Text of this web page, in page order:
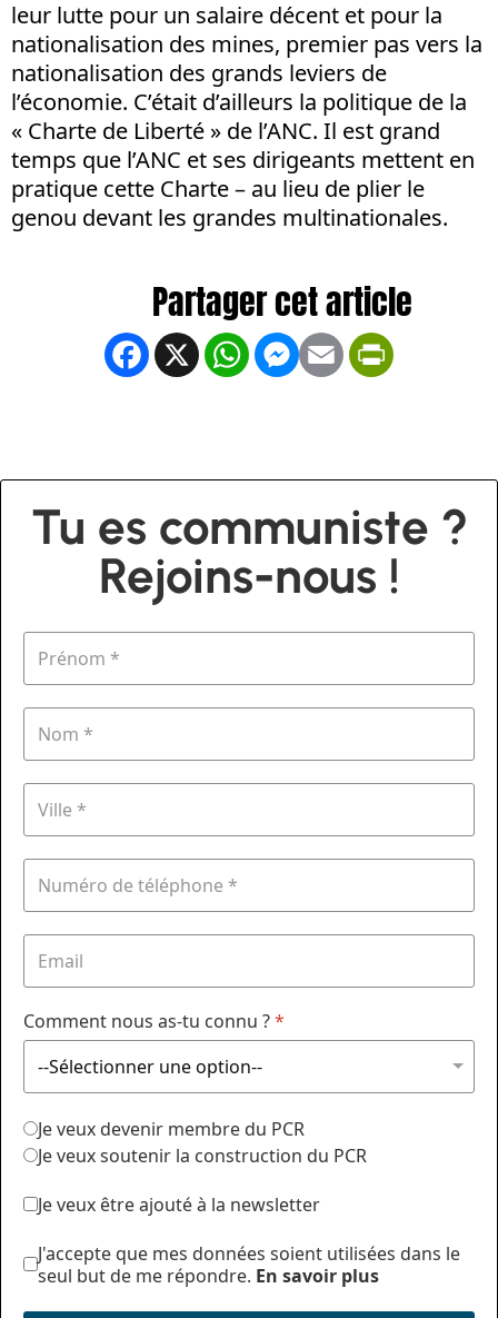
leur lutte pour un salaire décent et pour la
nationalisation des mines, premier pas vers la
nationalisation des grands leviers de
l’économie. C’était d’ailleurs la politique de la
« Charte de Liberté » de l’ANC. Il est grand
temps que l’ANC et ses dirigeants mettent en
pratique cette Charte – au lieu de plier le
genou devant les grandes multinationales.
Facebook
X WhatsApp
Messenger
Email
Tu es communiste ?
Rejoins-nous !
Comment nous as-tu connu ?*
Je veux devenir membre du PCR
Je veux soutenir la construction du PCR
Je veux être ajouté à la newsletter
J'accepte que mes données soient utilisées dans le
seul but de me répondre. En savoir plus